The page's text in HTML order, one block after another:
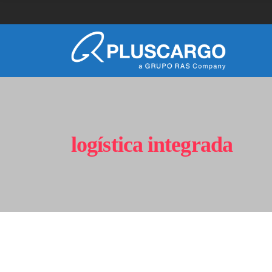
logística integrada